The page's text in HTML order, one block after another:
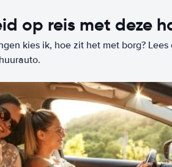
op reis met deze
kies ik, hoe zit het met borg?